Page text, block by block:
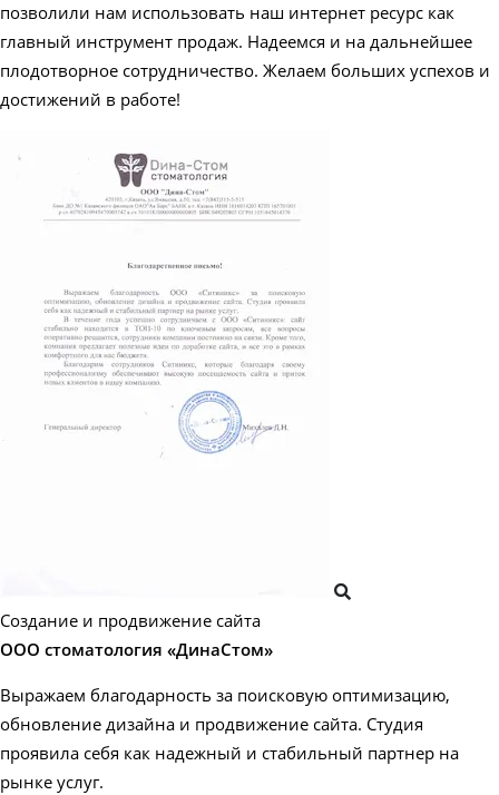
позволили нам использовать наш интернет ресурс как
главный инструмент продаж. Надеемся и на дальнейшее
плодотворное сотрудничество. Желаем больших успехов и
достижений в работе!
Создание и продвижение сайта
ООО стоматология «ДинаСтом»
Выражаем благодарность за поисковую оптимизацию,
обновление дизайна и продвижение сайта. Студия
проявила себя как надежный и стабильный партнер на
рынке услуг.